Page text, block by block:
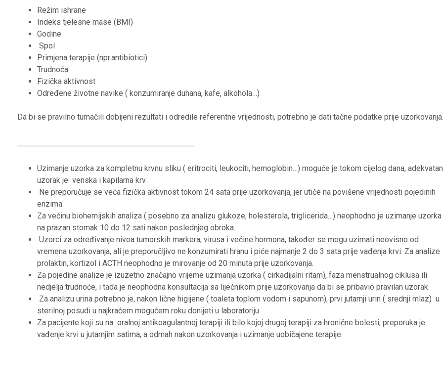
Režim ishrane
Indeks tjelesne mase (BMI)
Godine
Spol
Primjena terapije (npr.antibiotici)
Trudnoća
Fizička aktivnost
Određene životne navike ( konzumiranje duhana, kafe, alkohola…)
Da bi se pravilno tumačili dobijeni rezultati i odredile referentne vrijednosti, potrebno je dati tačne podatke prije uzorkovanja.
Uzimanje uzorka za kompletnu krvnu sliku ( eritrociti, leukociti, hemoglobin…) moguće je tokom cijelog dana, adekvatan
uzorak je venska i kapilarna krv.
Ne preporučuje se veća fizička aktivnost tokom 24 sata prije uzorkovanja, jer utiče na povišene vrijednosti pojedinih
enzima.
Za većinu biohemijskih analiza ( posebno za analizu glukoze, holesterola, triglicerida…) neophodno je uzimanje uzorka
na prazan stomak 10 do 12 sati nakon poslednjeg obroka.
Uzorci za određivanje nivoa tumorskih markera, virusa i većine hormona, također se mogu uzimati neovisno od
vremena uzorkovanja, ali je preporučljivo ne konzumirati hranu i piće najmanje 2 do 3 sata prije vađenja krvi. Za analize
prolaktin, kortizol i ACTH neophodno je mirovanje od 20 minuta prije uzorkovanja.
Za pojedine analize je izuzetno značajno vrijeme uzimanja uzorka ( cirkadijalni ritam), faza menstrualnog ciklusa ili
nedjelja trudnoće, i tada je neophodna konsultacija sa liječnikom prije uzorkovanja da bi se pribavio pravilan uzorak.
Za analizu urina potrebno je, nakon lične higijene ( toaleta toplom vodom i sapunom), prvi jutarnji urin ( srednji mlaz) u
sterilnoj posudi u najkraćem mogućem roku donijeti u laboratoriju.
Za pacijente koji su na oralnoj antikoagulantnoj terapiji ili bilo kojoj drugoj terapiji za hronične bolesti, preporuka je
vađenje krvi u jutarnjim satima, a odmah nakon uzorkovanja i uzimanje uobičajene terapije.